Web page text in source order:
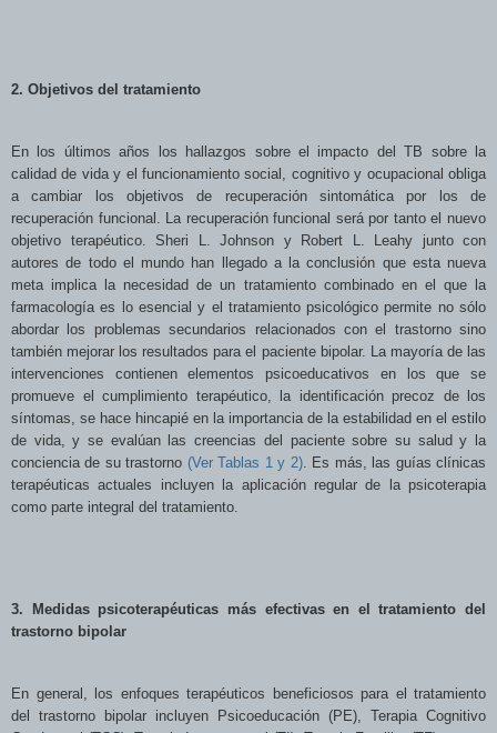
2. Objetivos del tratamiento
En los últimos años los hallazgos sobre el impacto del TB sobre la
calidad de vida y el funcionamiento social, cognitivo y ocupacional obliga
a cambiar los objetivos de recuperación sintomática por los de
recuperación funcional. La recuperación funcional será por tanto el nuevo
objetivo terapéutico. Sheri L. Johnson y Robert L. Leahy junto con
autores de todo el mundo han llegado a la conclusión que esta nueva
meta implica la necesidad de un tratamiento combinado en el que la
farmacología es lo esencial y el tratamiento psicológico permite no sólo
abordar los problemas secundarios relacionados con el trastorno sino
también mejorar los resultados para el paciente bipolar. La mayoría de las
intervenciones contienen elementos psicoeducativos en los que se
promueve el cumplimiento terapéutico, la identificación precoz de los
síntomas, se hace hincapié en la importancia de la estabilidad en el estilo
de vida, y se evalúan las creencias del paciente sobre su salud y la
conciencia de su trastorno (Ver Tablas 1 y 2). Es más, las guías clínicas
terapéuticas actuales incluyen la aplicación regular de la psicoterapia
como parte integral del tratamiento.
3. Medidas psicoterapéuticas más efectivas en el tratamiento del
trastorno bipolar
En general, los enfoques terapéuticos beneficiosos para el tratamiento
del trastorno bipolar incluyen Psicoeducación (PE), Terapia Cognitivo